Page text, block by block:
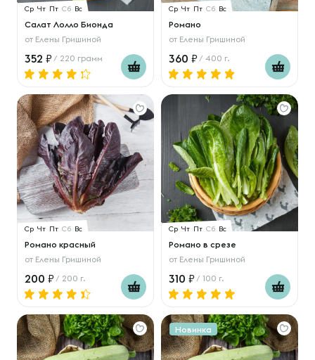
Ср Чт Пт Сб Вс
Салат Лолло Бионда
от Елены Гришиной
352 / 220 грамм
Ср Чт Пт Сб Вс
Романо
от Елены Гришиной
360 / 400 г.
Ср Чт Пт Сб Вс
Романо красный
от Елены Гришиной
200 / 200 г.
Ср Чт Пт Сб Вс
Романо в срезе
от Елены Гришиной
310 / 100 г.
Новинка